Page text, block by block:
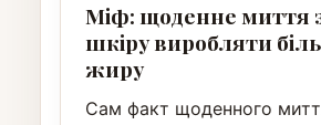
Міф: щоденне миття
шкіру виробляти
жиру
Сам факт щоденного